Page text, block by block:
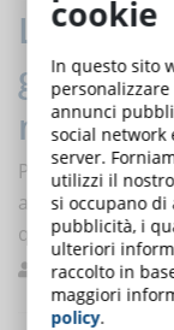
Le 5
graphics
Perché e
animata in un
questo tipo di
Ascione Design
cookie
In questo sito
annunci
social network
server.
utilizzi il
si occupano
pubblicità, i
ulteriori
raccolto in
maggiori
policy.